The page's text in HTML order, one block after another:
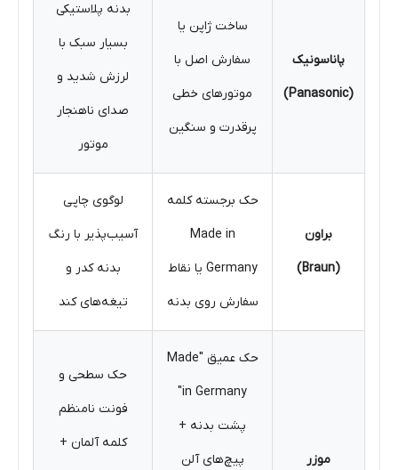
پاناسونیک
(Panasonic)
ساخت ژاپن یا
سفارش اصل با
موتورهای خطی
پرقدرت و سنگین
بدنه پلاستیکی
بسیار سبک با
لرزش شدید و
صدای ناهنجار
موتور
براون
(Braun)
حک برجسته کلمه
Made in
Germany یا نقاط
سفارش روی بدنه
لوگوی چاپی
آسیب‌پذیر با رنگ
بدنه کدر و
تیغه‌های کند
موزر
حک عمیق "Made
in Germany"
پشت بدنه +
پیچ‌های آلن
حک سطحی و
فونت نامنظم
کلمه آلمان +